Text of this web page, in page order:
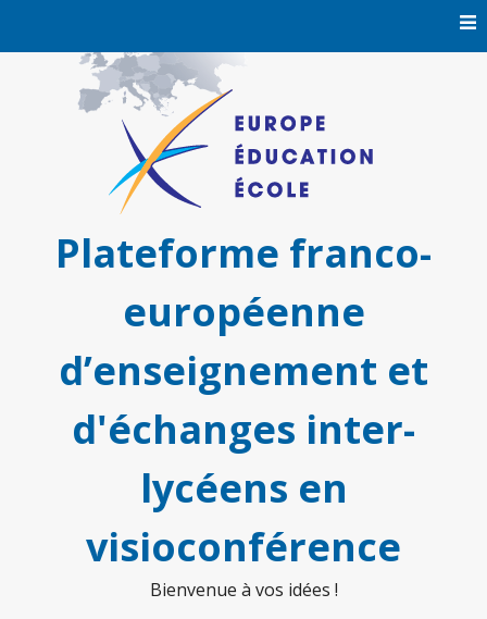
Plateforme franco-
européenne
d’enseignement et
d'échanges inter-
lycéens en
visioconférence
Bienvenue à vos idées !